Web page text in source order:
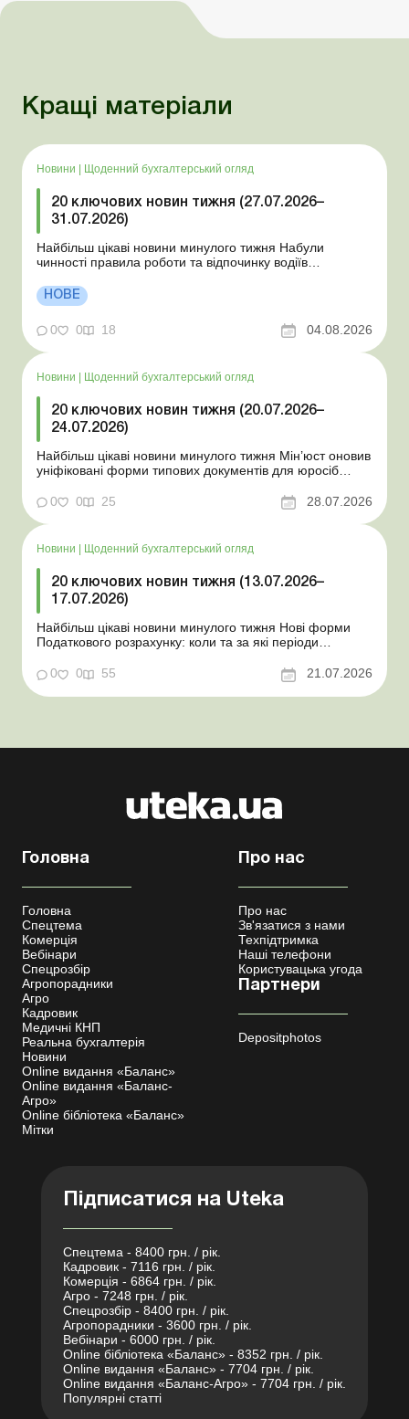
Кращі матеріали
Новини | Щоденний бухгалтерський огляд
20 ключових новин тижня (27.07.2026–
31.07.2026)
Найбільш цікаві новини минулого тижня Набули
чинності правила роботи та відпочинку водіїв
стан Для сільгосппідприємств і ФОП запроваджено нові
одноразові статистичні форми З 2 серпня змінюється
порядок зарахування окремих періодів роботи до стр...
НОВЕ
0 0 18 04.08.2026
Новини Щоденний бухгалтерський огляд
20 ключових новин тижня (20.07.2026–
24.07.2026)
Найбільш цікаві новини минулого тижня Мін’юст оновив
уніфіковані форми типових документів для юросіб
координаційного центру з організації бронювання У
працівника виявлено статус «у розшуку»: що потрібно
0 0 25 28.07.2026
Новини Щоденний бухгалтерський огляд
20 ключових новин тижня (13.07.2026–
17.07.2026)
Найбільш цікаві новини минулого тижня Нові форми
Податкового розрахунку: коли та за які періоди
відстрочки від призову під час мобілізації удосконалено
Кабмін утворив Координаційний центр з організації
бронювання військовозобов’язаних Верховна ...
0 0 55 21.07.2026
Головна
Головна
Спецтема
Комерція
Вебінари
Спецрозбір
Агропорадники
Агро
Кадровик
Медичні КНП
Реальна бухгалтерія
Новини
Online видання «Баланс»
Online видання «Баланс-
Агро»
Online бібліотека «Баланс»
Мітки
Про нас
Про нас
Зв'язатися з нами
Техпідтримка
Наші телефони
Користувацька угода
Партнери
Depositphotos
Підписатися на Uteka
Спецтема - 8400 грн. / рік.
Кадровик - 7116 грн. / рік.
Комерція - 6864 грн. / рік.
Агро - 7248 грн. / рік.
Спецрозбір - 8400 грн. / рік.
Агропорадники - 3600 грн. / рік.
Вебінари - 6000 грн. / рік.
Online бібліотека «Баланс» - 8352 грн. / рік.
Online видання «Баланс» - 7704 грн. / рік.
Online видання «Баланс-Агро» - 7704 грн. / рік.
Популярні статті